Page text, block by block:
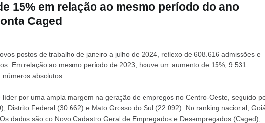
15% em relação ao mesmo período do ano
Caged
postos de trabalho de janeiro a julho de 2024, reflexo de 608.616 admissões e
Em relação ao mesmo período de 2023, houve um aumento de 15%, 9.531
absolutos.
líder por uma ampla margem na geração de empregos no Centro-Oeste, seguido
Distrito Federal (30.662) e Mato Grosso do Sul (22.092). No ranking nacional,
dados são do Novo Cadastro Geral de Empregados e Desempregados (Caged),